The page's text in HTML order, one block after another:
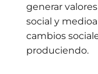
generar
social y
cambios
produciendo.